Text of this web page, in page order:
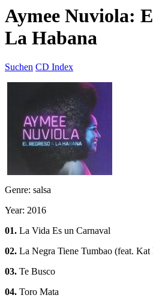
Aymee Nuviola:
La Habana
Suchen CD Index
Genre: salsa
Year: 2016
01. La Vida Es un Carnaval
02. La Negra Tiene Tumbao (feat. Kat
03. Te Busco
04. Toro Mata